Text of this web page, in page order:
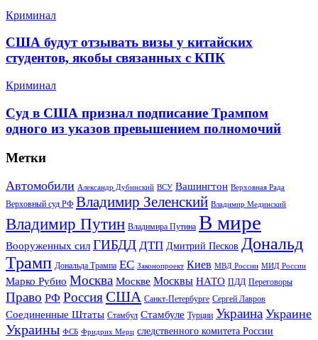
Криминал
США будут отзывать визы у китайских
студентов, якобы связанных с КПК
Криминал
Суд в США признал подписание Трампом
одного из указов превышением полномочий
Метки
Автомобили Александр Дубинский ВСУ Вашингтон Верховная Рада
Верховный суд РФ Владимир Зеленский Владимир Мединский
Владимир Путин Владимира Путина В мире
Вооруженных сил ГИБДД ДТП Дмитрий Песков Дональд
Трамп Дональда Трампа ЕС Законопроект Киев МВД России МИД России
Марко Рубио Москва Москве Москвы НАТО ПДД Переговоры
Право РФ РоссияСША Санкт-Петербурге Сергей Лавров
Соединенные Штаты Стамбул Стамбуле Турции Украина Украине
Украины ФСБ Фридрих Мерц следственного комитета России